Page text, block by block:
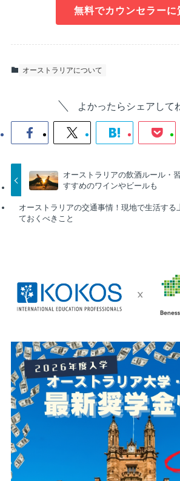
無料でカウンセラーに
オーストラリアについて
よかったらシェアして
オーストラリアの飲酒ルール・
すすめのワインやビールも
オーストラリアの交通事情！現地で生活する
ておくべきこと